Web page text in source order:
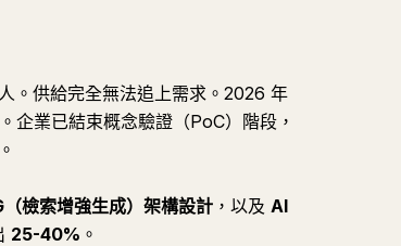
。供給完全無法追上需求。2026 年
企業已結束概念驗證（PoC）階段，
（檢索增強生成）架構設計 ，以及 AI
25-40% 。